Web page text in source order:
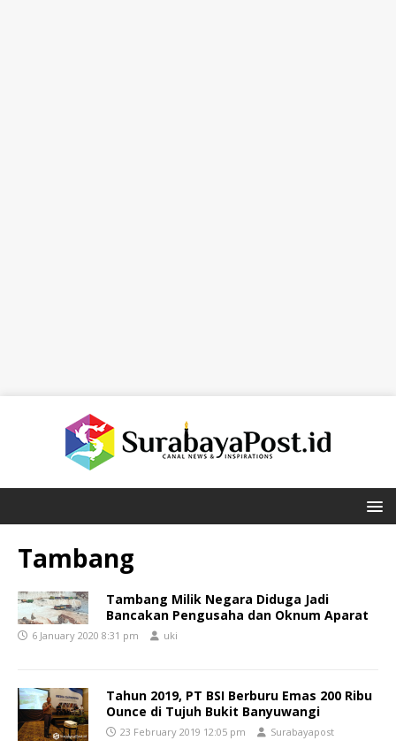
Tambang
Tambang Milik Negara Diduga Jadi
Bancakan Pengusaha dan Oknum Aparat
6 January 2020 8:31 pm uki
Tahun 2019, PT BSI Berburu Emas 200 Ribu
Ounce di Tujuh Bukit Banyuwangi
23 February 2019 12:05 pm Surabayapost